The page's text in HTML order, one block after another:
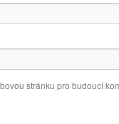
stránku pro budoucí